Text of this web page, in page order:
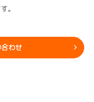
。
わせ